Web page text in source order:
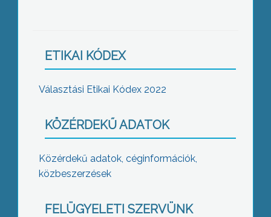
ETIKAI KÓDEX
Választási Etikai Kódex 2022
KÖZÉRDEKŰ ADATOK
Közérdekű adatok, céginformációk,
közbeszerzések
FELÜGYELETI SZERVÜNK